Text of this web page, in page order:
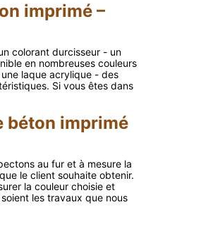
imprimé –
colorant durcisseur - un
en nombreuses couleurs
laque acrylique - des
Si vous êtes dans
béton imprimé
au fur et à mesure la
le client souhaite obtenir.
la couleur choisie et
les travaux que nous